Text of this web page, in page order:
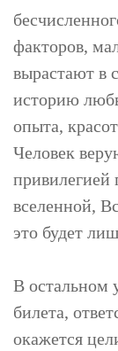
факторов,
вырастают в
историю
опыта,
Человек
привилегией
вселенной,
это будет
В остальном
билета,
окажется